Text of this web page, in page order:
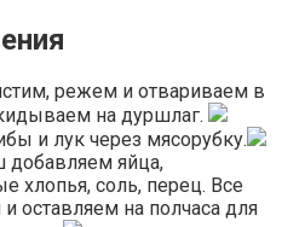
режем и отвариваем в
на дуршлаг.
и лук через мясорубку.
добавляем яйца,
хлопья, соль, перец. Все
на полчаса для